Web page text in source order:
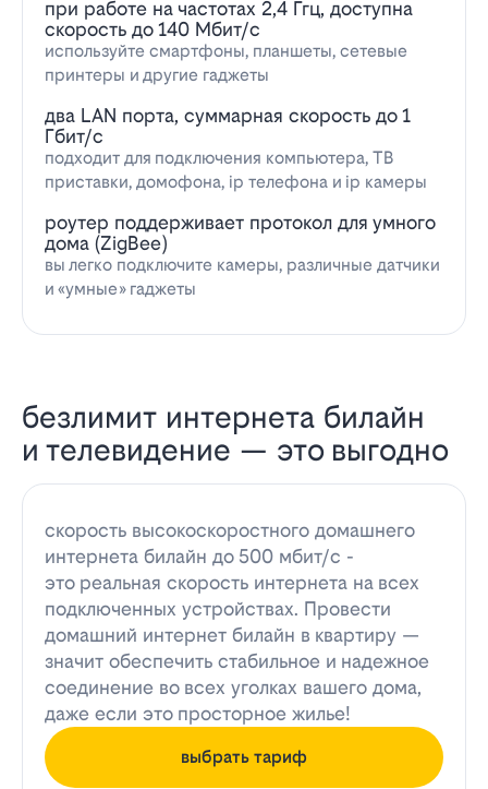
при работе на частотах 2,4 Ггц, доступна
скорость до 140 Мбит/с
используйте смартфоны, планшеты, сетевые
принтеры и другие гаджеты
два LAN порта, суммарная скорость до 1
Гбит/с
подходит для подключения компьютера, ТВ
приставки, домофона, ip телефона и ip камеры
роутер поддерживает протокол для умного
дома (ZigBee)
вы легко подключите камеры, различные датчики
и «умные» гаджеты
безлимит интернета билайн
и телевидение — это выгодно
скорость высокоскоростного домашнего
интернета билайн до 500 мбит/с -
это реальная скорость интернета на всех
подключенных устройствах. Провести
домашний интернет билайн в квартиру —
значит обеспечить стабильное и надежное
соединение во всех уголках вашего дома,
даже если это просторное жилье!
выбрать тариф